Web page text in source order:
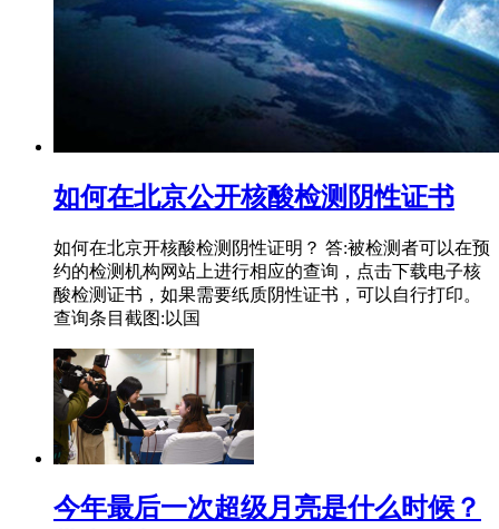
如何在北京公开核酸检测阴性证书
如何在北京开核酸检测阴性证明？ 答:被检测者可以在预
约的检测机构网站上进行相应的查询，点击下载电子核
酸检测证书，如果需要纸质阴性证书，可以自行打印。
查询条目截图:以国
今年最后一次超级月亮是什么时候？